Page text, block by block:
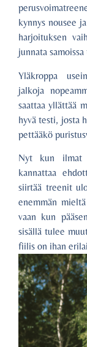
kynnys nousee
harjoituksen
junnata
Yläkroppa
jalkoja
saattaa yllättää
hyvä testi, josta
pettääkö
Nyt kun ilmat
kannattaa
siirtää treenit
enemmän
vaan kun
sisällä tulee
fiilis on ihan